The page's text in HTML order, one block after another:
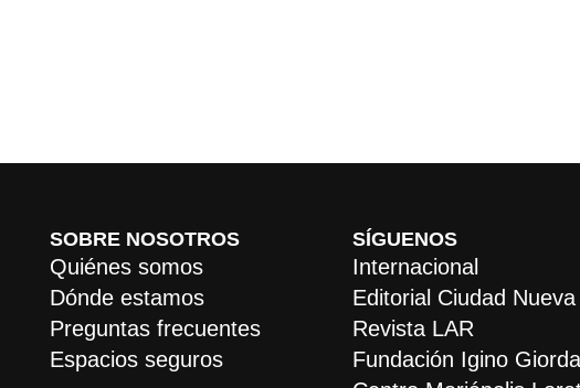
SOBRE NOSOTROS
Quiénes somos
Dónde estamos
Preguntas frecuentes
Espacios seguros
SÍGUENOS
Internacional
Editorial Ciudad Nueva
Revista LAR
Fundación Igino